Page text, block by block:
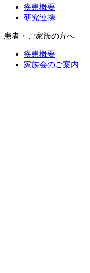
疾患概要
研究連携
患者・ご家族の方へ
疾患概要
家族会のご案内